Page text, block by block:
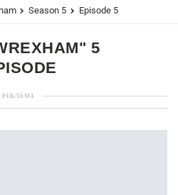
Season 5 Episode 5
5
РЕКЛАМА